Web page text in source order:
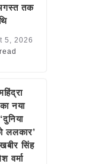
तक
5, 2026
नया
ललकार’
सिंह
वर्मा